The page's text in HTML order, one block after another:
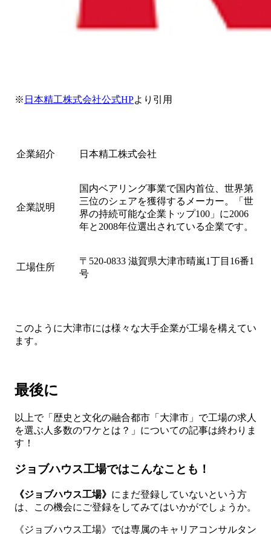
※ 日本精工株式会社公式HPより引用
企業紹介 日本精工株式会社
企業説明
国内ベアリング事業で国内首位、世界第
三位のシェアを獲得するメーカー。「世
界の持続可能な企業トップ100」に2006
年と2008年位選出されている企業です。
工場住所
〒520-0833 滋賀県大津市晴嵐1丁目16番1
号
このように大津市には様々な大手企業が工場を構えてい
ます。
最後に
以上で「歴史と文化の融合都市「大津市」で工場の求人
を選ぶ人多数のワケとは？」についての記事は終わりま
す！
ジョブハウス工場ではこんなことも！
《ジョブハウス工場》 にまだ登録していないという方
は、この機会にご登録をしてみてはいかがでしょうか。
《ジョブハウス工場》では専属のキャリアコンサルタン